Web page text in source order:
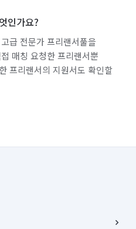
인가요?
급 전문가 프리랜서풀을
매칭 요청한 프리랜서뿐
프리랜서의 지원서도 확인할